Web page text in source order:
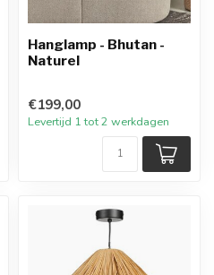
Hanglamp - Bhutan -
Naturel
€199,00
Levertijd 1 tot 2 werkdagen